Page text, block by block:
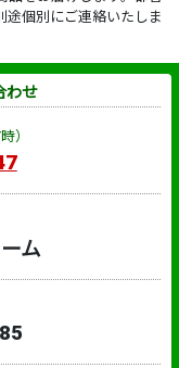
途個別にご連絡いたしま
わせ
）
ム